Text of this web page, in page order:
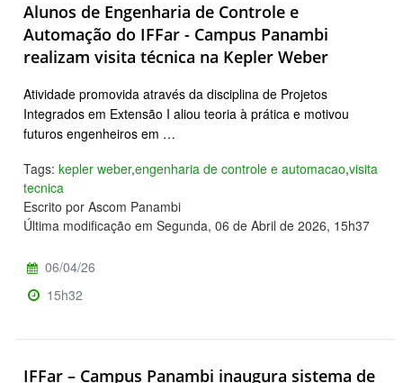
Alunos de Engenharia de Controle e
Automação do IFFar - Campus Panambi
realizam visita técnica na Kepler Weber
Atividade promovida através da disciplina de Projetos
Integrados em Extensão I aliou teoria à prática e motivou
futuros engenheiros em …
Tags: kepler weber,engenharia de controle e automacao,visita
tecnica
Escrito por Ascom Panambi
Última modificação em Segunda, 06 de Abril de 2026, 15h37
06/04/26
15h32
IFFar – Campus Panambi inaugura sistema de